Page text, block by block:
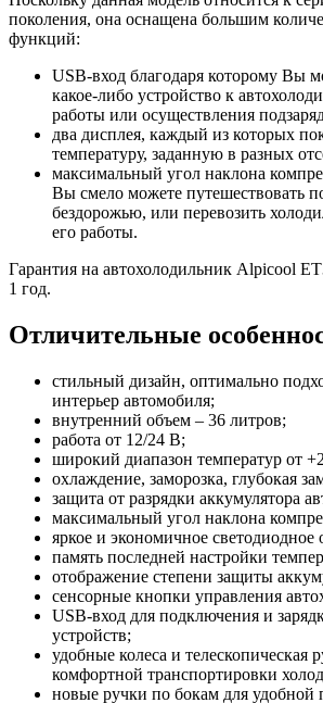
поколения, она оснащена большим
функций:
USB-вход благодаря которому Вы
какое-либо устройство к
работы или осуществления
два дисплея, каждый из которых
температуру, заданную в разных
максимальный угол наклона
Вы смело можете путешествовать
бездорожью, или перевозить
его работы.
Гарантия на автохолодильник Alpicool
1 год.
Отличительные
стильный дизайн, оптимально
интерьер автомобиля;
внутренний объем – 36 литров;
работа от 12/24 В;
широкий диапазон температур от
охлаждение, заморозка, глубокая
защита от разрядки аккумулятора
максимальный угол наклона
яркое и экономичное светодиодное
память последней настройки
отображение степени защиты
сенсорные кнопки управления
USB-вход для подключения и
устройств;
удобные колеса и телескопическая
комфортной транспортировки
новые ручки по бокам для удобной